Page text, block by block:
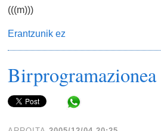
(((m)))
Erantzunik ez
Birprogramazionea